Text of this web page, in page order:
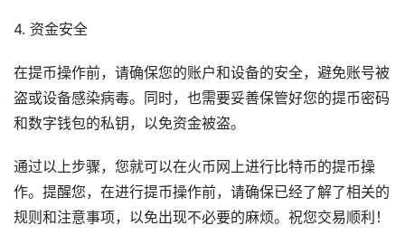
4. 资金安全
在提币操作前，请确保您的账户和设备的安全，避免账号被
盗或设备感染病毒。同时，也需要妥善保管好您的提币密码
和数字钱包的私钥，以免资金被盗。
通过以上步骤，您就可以在火币网上进行比特币的提币操
作。提醒您，在进行提币操作前，请确保已经了解了相关的
规则和注意事项，以免出现不必要的麻烦。祝您交易顺利！